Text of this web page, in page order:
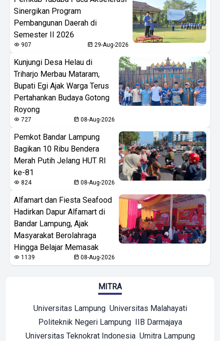
Sinergikan Program
Pembangunan Daerah di
Semester II 2026
907 29-Aug-2026
Kunjungi Desa Helau di
Triharjo Merbau Mataram,
Bupati Egi Ajak Warga Terus
Pertahankan Budaya Gotong
Royong
727 08-Aug-2026
Pemkot Bandar Lampung
Bagikan 10 Ribu Bendera
Merah Putih Jelang HUT RI
ke-81
824 08-Aug-2026
Alfamart dan Fiesta Seafood
Hadirkan Dapur Alfamart di
Bandar Lampung, Ajak
Masyarakat Berolahraga
Hingga Belajar Memasak
1139 08-Aug-2026
MITRA
Universitas Lampung Universitas Malahayati
Politeknik Negeri Lampung IIB Darmajaya
Universitas Teknokrat Indonesia Umitra Lampung